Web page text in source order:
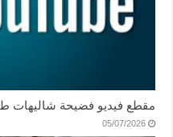
مقطع فيديو فضيحة شاليهات
05/07/2026